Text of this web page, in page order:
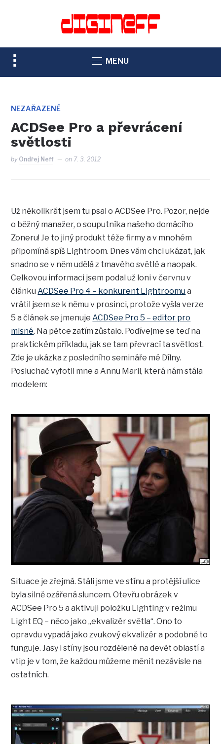
TOGGLE
SIDEBAR
NAVIGATION
MENU
NEZAŘAZENÉ
ACDSee Pro a převrácení
světlosti
by Ondřej Neff on 7. 3. 2012
Už několikrát jsem tu psal o ACDSee Pro. Pozor, nejde
o běžný manažer, o souputníka našeho domácího
Zoneru! Je to jiný produkt téže firmy a v mnohém
připomíná spíš Lightroom. Dnes vám chci ukázat, jak
snadno se v něm udělá z tmavého světlé a naopak.
Celkovou informaci jsem podal už loni v červnu v
článkuACDSee Pro 4 – konkurent Lightroomua
vrátil jsem se k němu v prosinci, protože vyšla verze
5 a článek se jmenujeACDSee Pro 5 – editor pro
mlsné. Na pětce zatím zůstalo. Podívejme se teď na
praktickém příkladu, jak se tam převrací ta světlost.
Zde je ukázka z posledního semináře mé Dílny.
Posluchač vyfotil mne a Annu Marii, která nám stála
modelem:
Situace je zřejmá. Stáli jsme ve stínu a protější ulice
byla silně ozářená sluncem. Otevřu obrázek v
ACDSee Pro 5 a aktivuji položku Lighting v režimu
Light EQ – něco jako „ekvalizér světla“. Ono to
opravdu vypadá jako zvukový ekvalizér a podobně to
funguje. Jasy i stíny jsou rozdělené na devět oblastí a
vtip je v tom, že každou můžeme měnit nezávisle na
ostatních.